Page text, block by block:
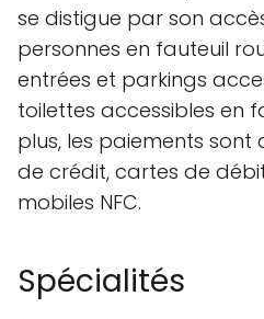
se distigue par son
personnes en fauteuil
entrées et parkings
toilettes accessibles en
plus, les paiements
de crédit, cartes de
mobiles NFC.
Spécialités